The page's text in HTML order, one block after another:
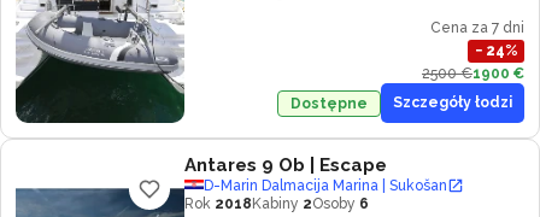
Cena za 7 dni
− 24%
2500 €1900 €
Dostępne
Szczegóły łodzi
Antares 9 Ob | Escape
D-Marin Dalmacija Marina | Sukošan
Rok 2018 Kabiny 2Osoby 6